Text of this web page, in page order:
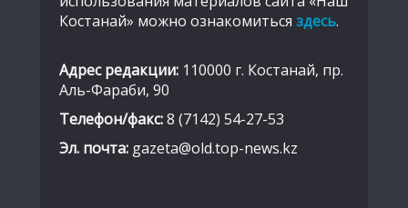
Костанай» можно ознакомиться здесь.
Адрес редакции: 110000 г. Костанай, пр.
Аль-Фараби, 90
Телефон/факс:8 (7142) 54-27-53
Эл. почта: gazeta@old.top-news.kz